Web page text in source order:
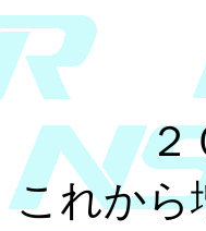
２
これから